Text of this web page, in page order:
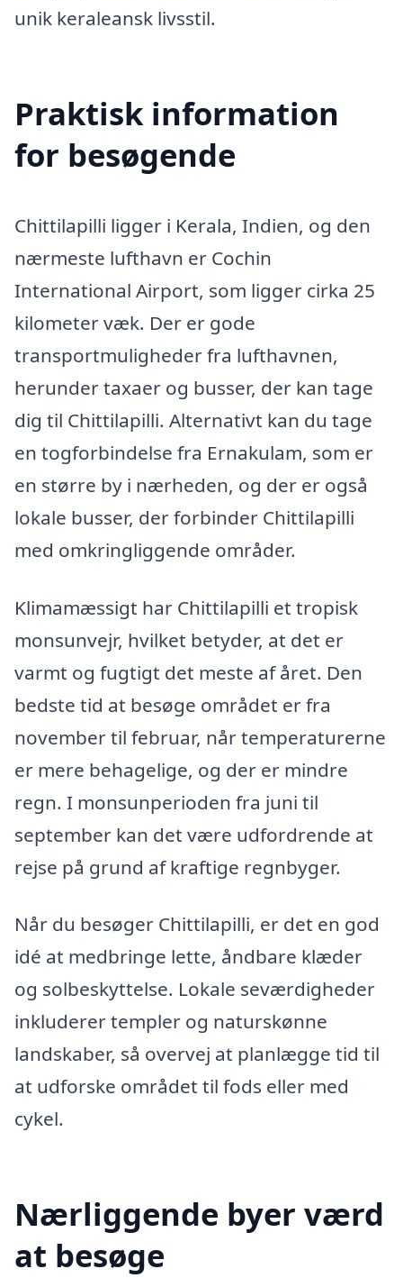
unik keraleansk livsstil.
Praktisk information
for besøgende
Chittilapilli ligger i Kerala, Indien, og den
nærmeste lufthavn er Cochin
International Airport, som ligger cirka 25
kilometer væk. Der er gode
transportmuligheder fra lufthavnen,
herunder taxaer og busser, der kan tage
dig til Chittilapilli. Alternativt kan du tage
en togforbindelse fra Ernakulam, som er
en større by i nærheden, og der er også
lokale busser, der forbinder Chittilapilli
med omkringliggende områder.
Klimamæssigt har Chittilapilli et tropisk
monsunvejr, hvilket betyder, at det er
varmt og fugtigt det meste af året. Den
bedste tid at besøge området er fra
november til februar, når temperaturerne
er mere behagelige, og der er mindre
regn. I monsunperioden fra juni til
september kan det være udfordrende at
rejse på grund af kraftige regnbyger.
Når du besøger Chittilapilli, er det en god
idé at medbringe lette, åndbare klæder
og solbeskyttelse. Lokale seværdigheder
inkluderer templer og naturskønne
landskaber, så overvej at planlægge tid til
at udforske området til fods eller med
cykel.
Nærliggende byer værd
at besøge